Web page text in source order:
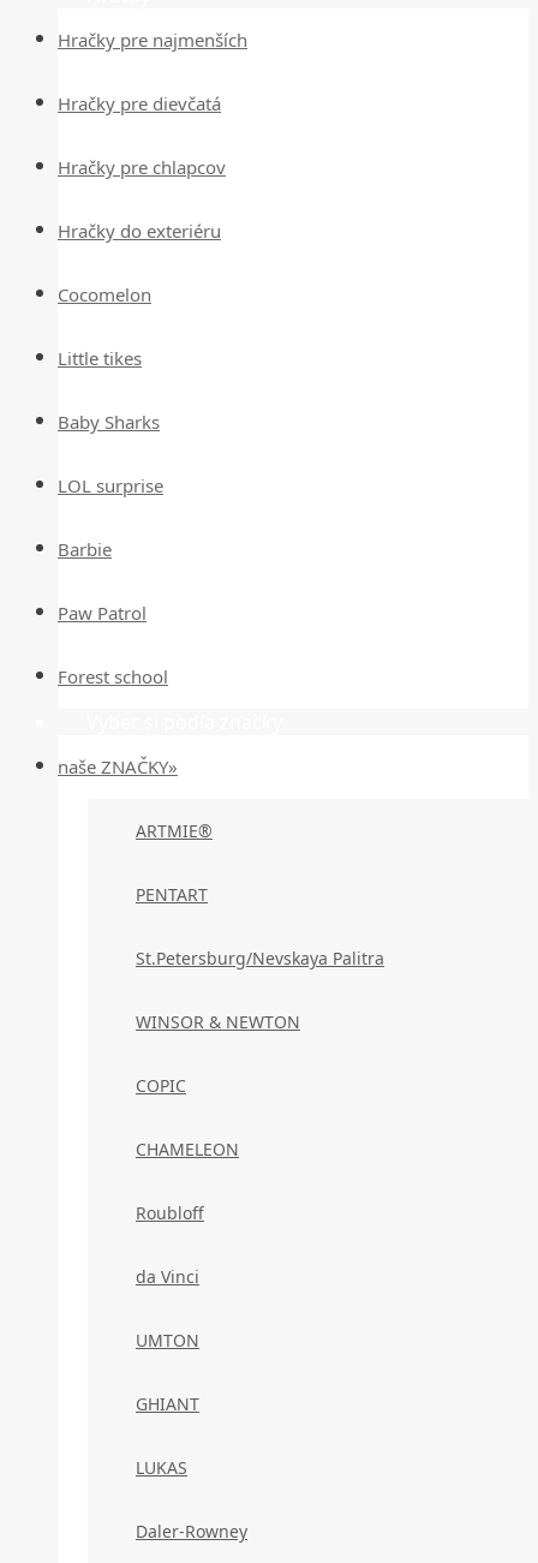
Hračky pre najmenších
Hračky pre dievčatá
Hračky pre chlapcov
Hračky do exteriéru
Cocomelon
Little tikes
Baby Sharks
LOL surprise
Barbie
Paw Patrol
Forest school
naše ZNAČKY»
ARTMIE®
PENTART
St.Petersburg/Nevskaya Palitra
WINSOR & NEWTON
COPIC
CHAMELEON
Roubloff
da Vinci
UMTON
GHIANT
LUKAS
Daler-Rowney